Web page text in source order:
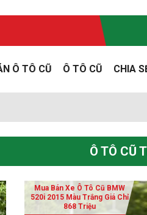
Ô TÔ CŨ Ô TÔ CŨ CHIA
Ô TÔ CŨ
Mua Bán Xe Ô Tô Cũ BMW
520i 2015 Màu Trắng Giá Chỉ
868 Triệu